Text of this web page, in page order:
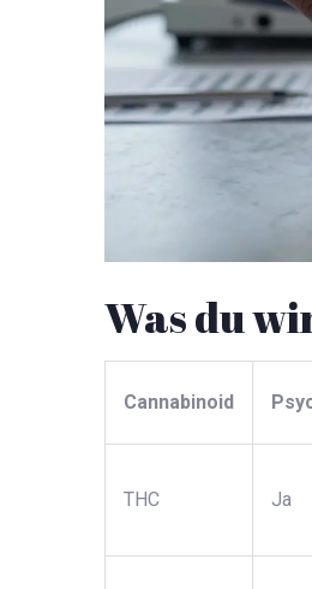
Was du
Cannabinoid
THC Ja